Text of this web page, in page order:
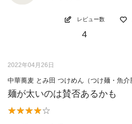
レビュー数
4
2022年04月26日
中華蕎麦 とみ田 つけめん（つけ麺・魚介
麺が太いのは賛否あるかも